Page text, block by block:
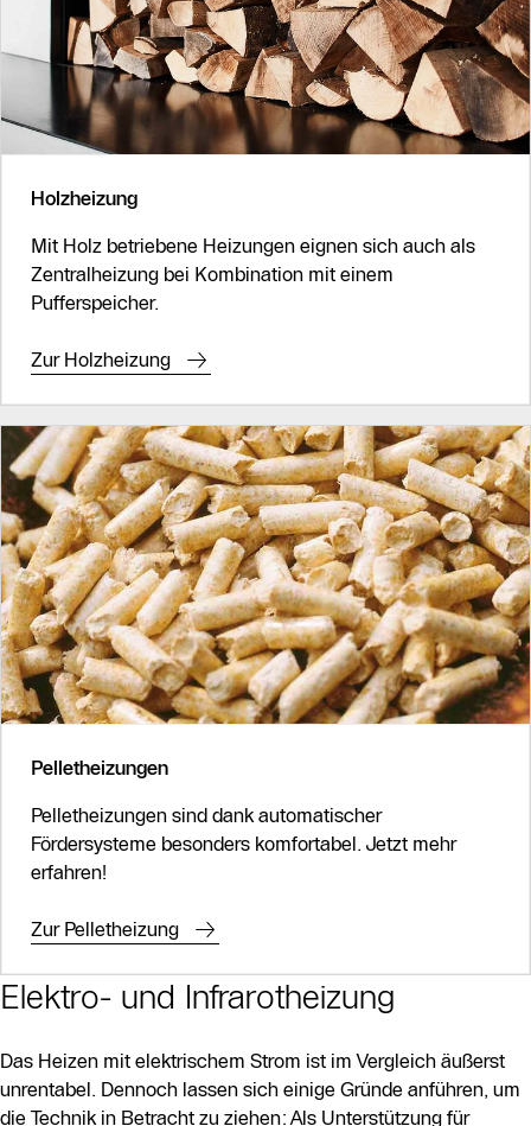
Holzheizung
Mit Holz betriebene Heizungen eignen sich auch als
Zentralheizung bei Kombination mit einem
Pufferspeicher.
Zur Holzheizung
Pelletheizungen
Pelletheizungen sind dank automatischer
Fördersysteme besonders komfortabel. Jetzt mehr
erfahren!
Zur Pelletheizung
Elektro- und Infrarotheizung
Das Heizen mit elektrischem Strom ist im Vergleich äußerst
unrentabel. Dennoch lassen sich einige Gründe anführen, um
die Technik in Betracht zu ziehen: Als Unterstützung für